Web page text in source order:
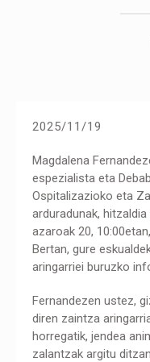
2025/11/19
Magdalena
espezialista eta
Ospitalizazioko eta
arduradunak,
azaroak 20,
Bertan, gure
aringarriei buruzko
Fernandezen ustez,
diren zaintza
horregatik, jendea
zalantzak argitu